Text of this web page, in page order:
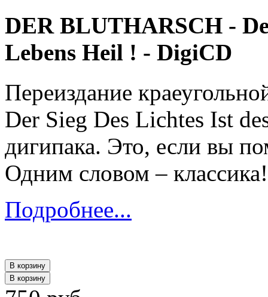
DER BLUTHARSCH -
Lebens Heil ! - DigiCD
Переиздание
Der Sieg Des Lichtes Ist
дигипака. Это, если вы
Одним словом – классика!
Подробнее...
В корзину
В корзину